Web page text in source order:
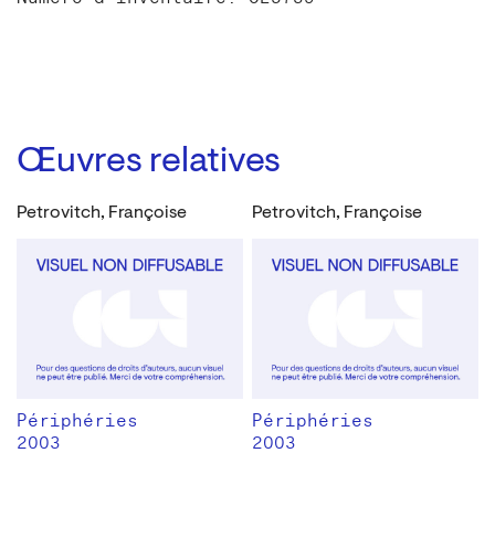
Œuvres relatives
Petrovitch, Françoise
Périphéries
2003
Petrovitch, Françoise
Périphéries
2003